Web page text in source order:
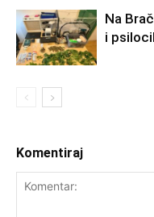
Na
i
Komentiraj